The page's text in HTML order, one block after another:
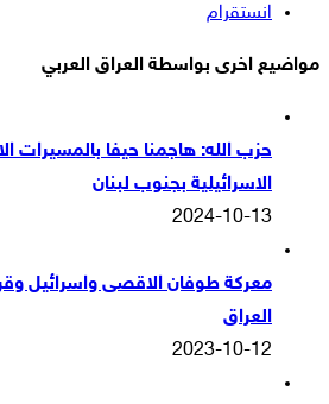
انستقرام
مواضيع اخرى بواسطة العراق العربي
حزب الله: هاجمنا حيفا بالمسيرات
الاسرائيلية بجنوب لبنان
2024-10-13
معركة طوفان الاقصى واسرائيل
العراق
2023-10-12